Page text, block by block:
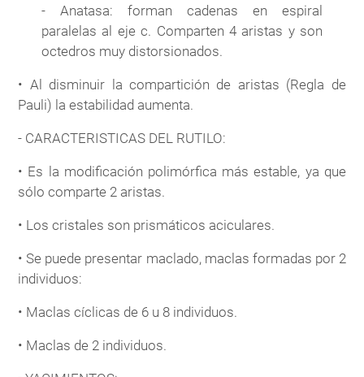
- Anatasa: forman cadenas en espiral
paralelas al eje c. Comparten 4 aristas y son
octedros muy distorsionados.
• Al disminuir la compartición de aristas (Regla de
Pauli) la estabilidad aumenta.
- CARACTERISTICAS DEL RUTILO:
• Es la modificación polimórfica más estable, ya que
sólo comparte 2 aristas.
• Los cristales son prismáticos aciculares.
• Se puede presentar maclado, maclas formadas por 2
individuos:
• Maclas cíclicas de 6 u 8 individuos.
• Maclas de 2 individuos.